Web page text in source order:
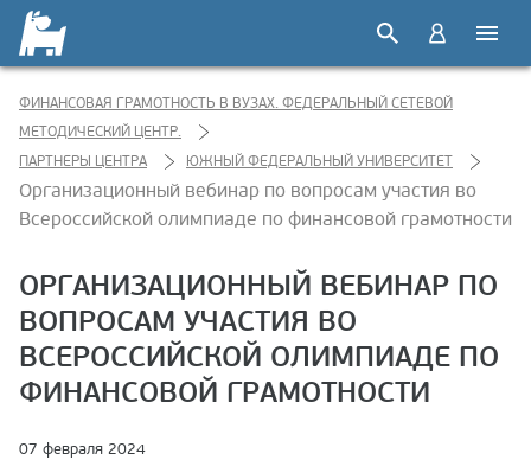
ФИНАНСОВАЯ ГРАМОТНОСТЬ В ВУЗАХ. ФЕДЕРАЛЬНЫЙ СЕТЕВОЙ
МЕТОДИЧЕСКИЙ ЦЕНТР.
ПАРТНЕРЫ ЦЕНТРА
ЮЖНЫЙ ФЕДЕРАЛЬНЫЙ УНИВЕРСИТЕТ
Организационный вебинар по вопросам участия во
Всероссийской олимпиаде по финансовой грамотности
ОРГАНИЗАЦИОННЫЙ ВЕБИНАР ПО
ВОПРОСАМ УЧАСТИЯ ВО
ВСЕРОССИЙСКОЙ ОЛИМПИАДЕ ПО
ФИНАНСОВОЙ ГРАМОТНОСТИ
07 февраля 2024